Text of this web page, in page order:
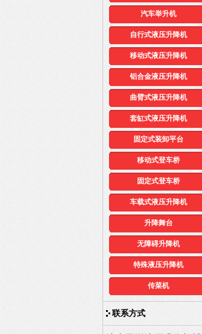
汽车举升机
自行式液压升降机
移动式液压升降机
铝合金液压升降机
曲臂式液压升降机
套缸式液压升降机
固定式装卸平台
移动式登车桥
固定式登车桥
车载式液压升降机
升降舞台
无障碍升降机
特殊液压升降机
传菜机
联系方式